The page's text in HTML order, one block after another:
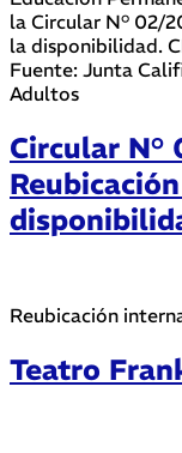
la Circular N° 02/
la disponibilidad.
Fuente: Junta
Adultos
Circular N°
Reubicación
Teatro